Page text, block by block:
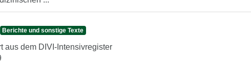
Berichte und sonstige Texte
aus dem DIVI-Intensivregister